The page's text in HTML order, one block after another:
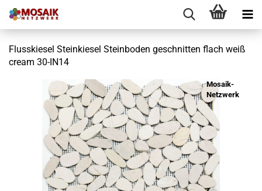
Flusskiesel Steinkiesel Steinboden geschnitten flach weiß
cream 30-IN14
Mosaik-
Netzwerk